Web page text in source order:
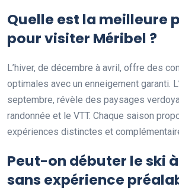
Quelle est la meilleure
pour visiter Méribel ?
L’hiver, de décembre à avril, offre des
optimales avec un enneigement garanti.
septembre, révèle des paysages
randonnée et le VTT. Chaque saison
expériences distinctes et
Peut-on débuter le ski
sans expérience